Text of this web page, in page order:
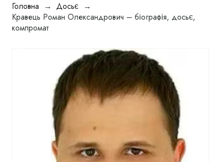
Головна → Досьє →
Кравець Роман Олександрович – біографія, досьє,
компромат